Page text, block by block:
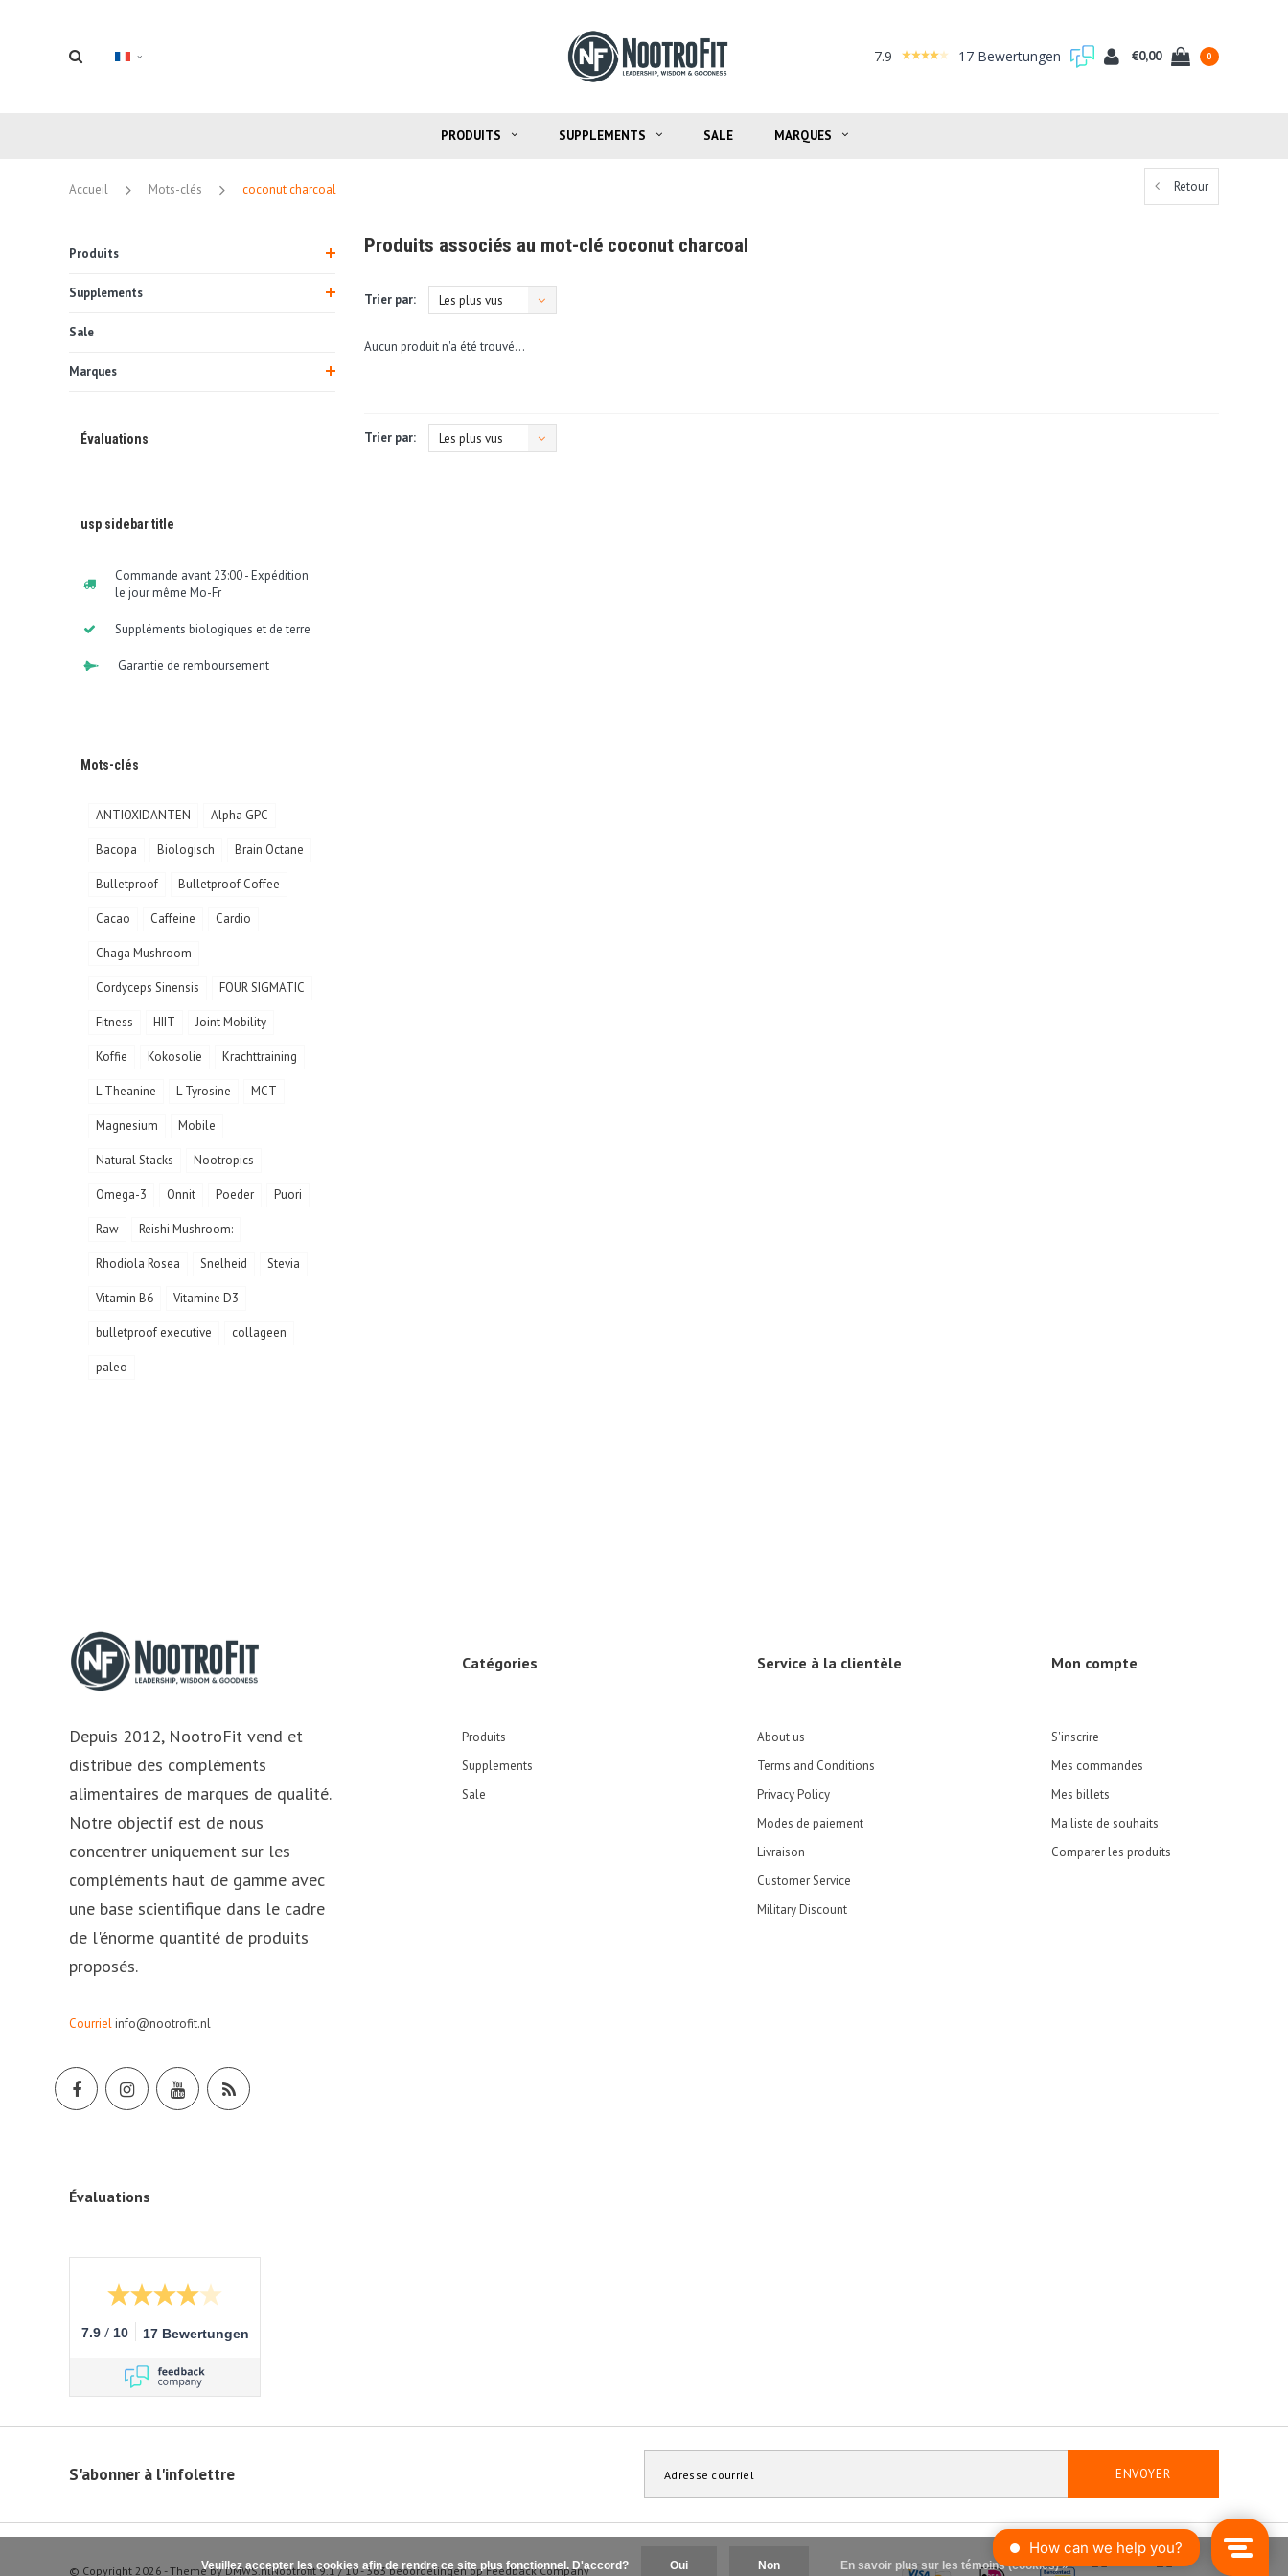
7.9 17 Bewertungen €0,00 0
PRODUITS SUPPLEMENTS SALE MARQUES
Accueil Mots-clés coconut charcoal Retour
Produits
Supplements
Sale
Marques
Évaluations
usp sidebar title
Commande avant 23:00 - Expédition
le jour même Mo-Fr
Suppléments biologiques et de terre
Garantie de remboursement
Mots-clés
ANTIOXIDANTEN Alpha GPC
Bacopa Biologisch Brain Octane
Bulletproof Bulletproof Coffee
Cacao Caffeine Cardio
Chaga Mushroom
Cordyceps Sinensis FOUR SIGMATIC
Fitness HIIT Joint Mobility
Koffie Kokosolie Krachttraining
L-Theanine L-Tyrosine MCT
Magnesium Mobile
Natural Stacks Nootropics
Omega-3 Onnit Poeder Puori
Raw Reishi Mushroom:
Rhodiola Rosea Snelheid Stevia
Vitamin B6 Vitamine D3
bulletproof executive collageen
paleo
Produits associés au mot-clé coconut charcoal
Trier par: Les plus vus
Aucun produit n'a été trouvé...
Trier par: Les plus vus
Depuis 2012, NootroFit vend et
distribue des compléments
alimentaires de marques de qualité.
Notre objectif est de nous
concentrer uniquement sur les
compléments haut de gamme avec
une base scientifique dans le cadre
de l'énorme quantité de produits
proposés.
Courrielinfo@nootrofit.nl
Catégories
Produits
Supplements
Sale
Service à la clientèle
About us
Terms and Conditions
Privacy Policy
Modes de paiement
Livraison
Customer Service
Military Discount
Mon compte
S'inscrire
Mes commandes
Mes billets
Ma liste de souhaits
Comparer les produits
Évaluations
7.9 / 10 17 Bewertungen
S'abonner à l'infolettre ENVOYER
© Copyright 2026 - Theme byDMWS.nlNootrofit 9.1/10 -363beoordelingen opFeedback Company
Veuillez accepter les cookies afin de rendre ce site plus fonctionnel. D'accord? Oui Non En savoir plus sur les témoins (cookies) »